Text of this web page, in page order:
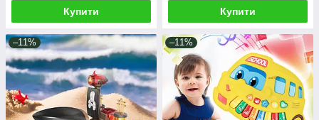
Купити Купити
–11% –11%